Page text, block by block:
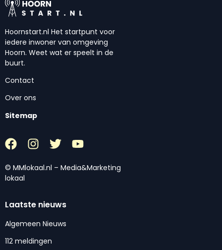
Hoornstart.nl Het startpunt voor
iedere inwoner van omgeving
Hoorn. Weet wat er speelt in de
buurt.
Contact
Over ons
Sitemap
© MMlokaal.nl – Media&Marketing
lokaal
Laatste nieuws
Algemeen Nieuws
112 meldingen